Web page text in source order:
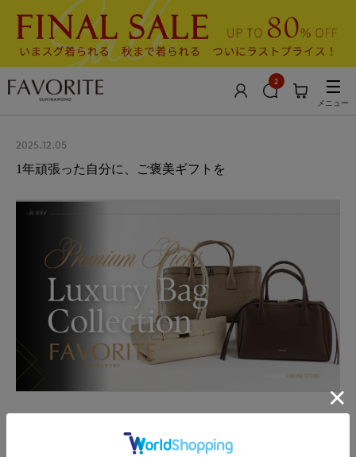
2
メニュー
2025.12.05
1年頑張った自分に、ご褒美ギフトを
1年頑張った自分に、ご褒美ギフトを